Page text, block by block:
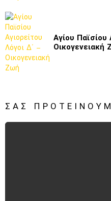
Αγίου Παϊσίου
Οικογενειακή
ΣΑΣ